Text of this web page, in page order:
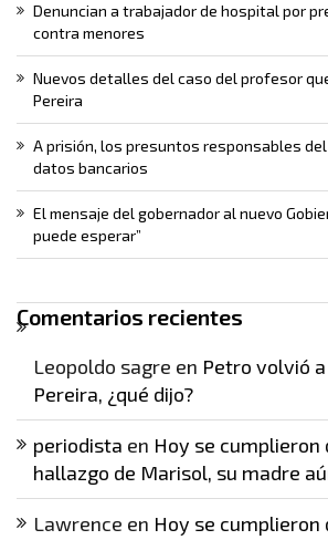
Denuncian a trabajador de hospital por
contra menores
Nuevos detalles del caso del profesor
Pereira
A prisión, los presuntos responsables del
datos bancarios
El mensaje del gobernador al nuevo
puede esperar”
Comentarios recientes
Leopoldo sagre en Petro volvió
Pereira, ¿qué dijo?
periodista en Hoy se cumplieron
hallazgo de Marisol, su madre
Lawrence en Hoy se cumplieron